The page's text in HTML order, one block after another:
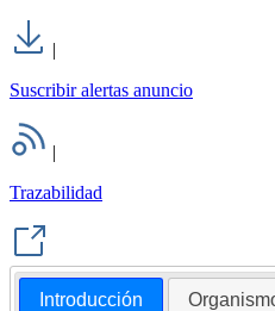
|
Suscribir alertas anuncio
|
Trazabilidad
Introducción